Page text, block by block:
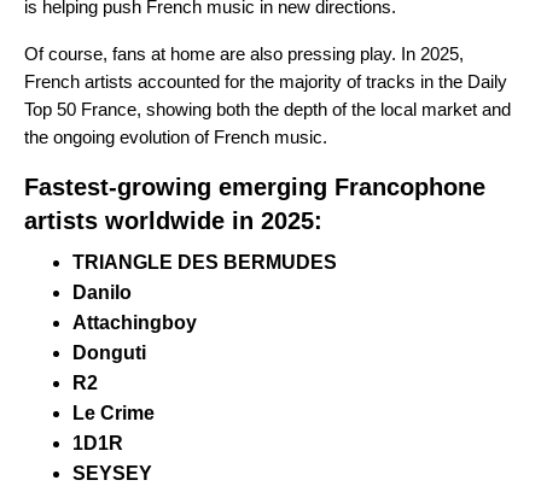
is helping push French music in new directions.
Of course, fans at home are also pressing play. In 2025,
French artists accounted for the majority of tracks in the Daily
Top 50 France, showing both the depth of the local market and
the ongoing evolution of French music.
Fastest-growing emerging Francophone
artists worldwide in 2025:
TRIANGLE DES BERMUDES
Danilo
Attachingboy
Donguti
R2
Le Crime
1D1R
SEYSEY